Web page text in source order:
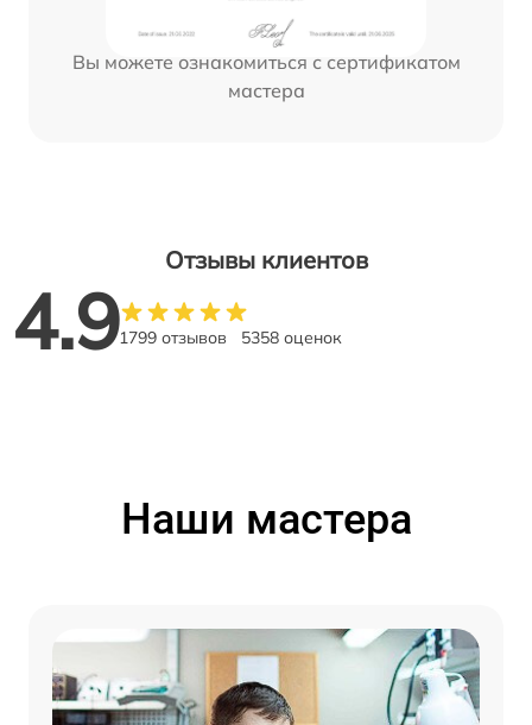
Вы можете ознакомиться с сертификатом
мастера
Отзывы клиентов
4.91799 отзывов 5358 оценок
Наши мастера